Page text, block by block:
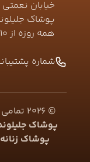
پوشاک
همه روزه از ۱۰ صبح تا ۹ شب
شماره
©
2026
پوشاک
پوشاک زنانه